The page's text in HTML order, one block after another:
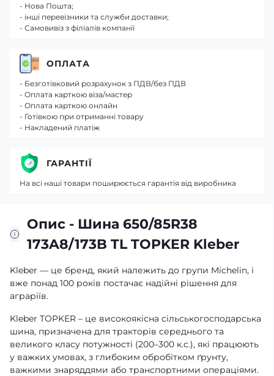
Опис - Шина 650/85R38
173A8/173B TL TOPKER Kleber
Kleber — це бренд, який належить до групи Michelin, і
вже понад 100 років постачає надійні рішення для
аграріїв.
Kleber TOPKER – це високоякісна сільськогосподарська
шина, призначена для тракторів середнього та
великого класу потужності (200–300 к.с.), які працюють
у важких умовах, з глибоким обробітком ґрунту,
важкими знаряддями або транспортними операціями.
- Нова Пошта;
- інші перевізники та служби доставки;
- Самовивіз з філіалів компанії
ОПЛАТА
- Безготівковий розрахунок з ПДВ/без ПДВ
- Оплата карткою віза/мастер
- Оплата карткою онлайн
- Готівкою при отриманні товару
- Накладений платіж
ГАРАНТІЇ
На всі наші товари поширюється гарантія від виробника